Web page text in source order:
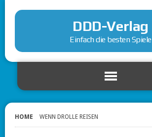
DDD-Verlag
Einfach die besten Spiele
HOME WENN DROLLE REISEN